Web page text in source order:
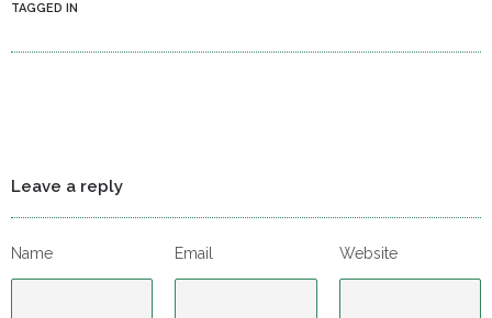
TAGGED IN
Leave a reply
Name Email Website